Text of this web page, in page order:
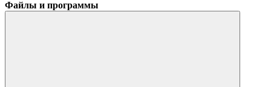
Файлы и программы